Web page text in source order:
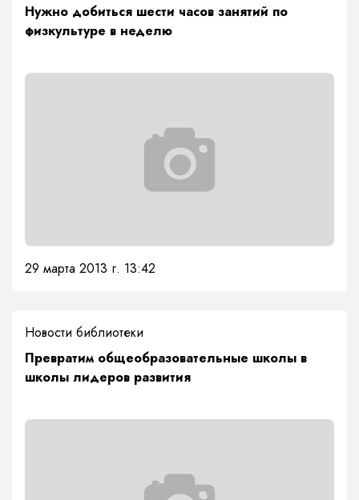
Нужно добиться шести часов занятий по
физкультуре в неделю
29 марта 2013 г. 13:42
Новости библиотеки
Превратим общеобразовательные школы в
школы лидеров развития